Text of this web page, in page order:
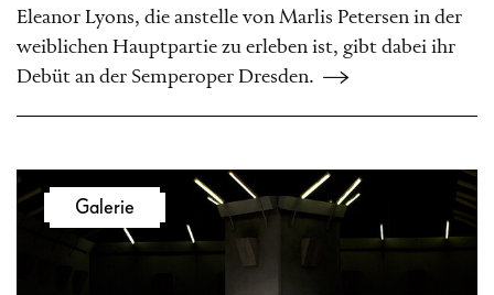
Eleanor Lyons, die anstelle von Marlis Petersen in der
weiblichen Hauptpartie zu erleben ist, gibt dabei ihr
Debüt an der Semperoper Dresden.
Galerie